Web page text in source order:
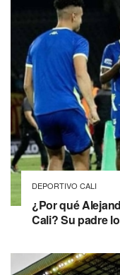
DEPORTIVO CALI
¿Por qué
Cali? Su padre